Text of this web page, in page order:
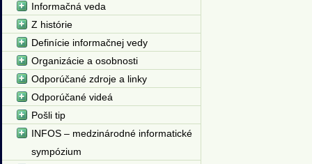
Informačná veda
Z histórie
Definície informačnej vedy
Organizácie a osobnosti
Odporúčané zdroje a linky
Odporúčané videá
Pošli tip
INFOS – medzinárodné informatické
sympózium